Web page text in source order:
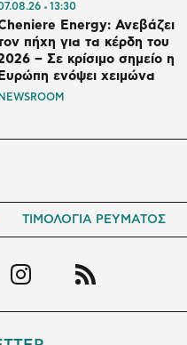
13:30
Energy: Ανεβάζει
πήχη για τα κέρδη του
– Σε κρίσιμο σημείο η
Ευρώπη ενόψει χειμώνα
NEWSROOM
ΤΙΜΟΛΟΓΙΑ ΡΕΥΜΑΤΟΣ